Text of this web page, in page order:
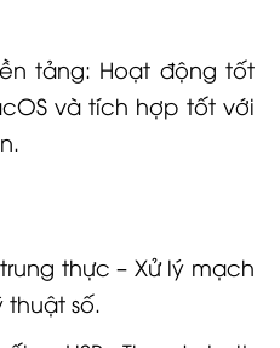
tảng: Hoạt động tốt
và tích hợp tốt với
thực – Xử lý mạch
số.